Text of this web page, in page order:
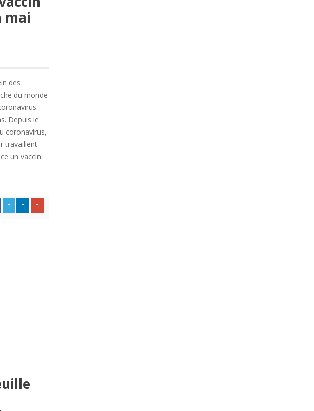
mai
des
du monde
Depuis le
coronavirus,
travaillent
un vaccin